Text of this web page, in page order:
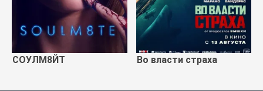
СОУЛМ8ЙТ Во власти страха